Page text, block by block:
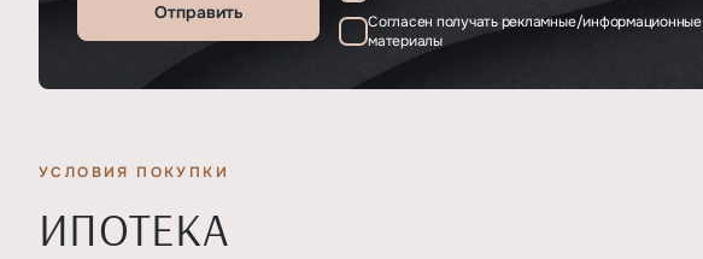
Отправить
Согласен получать рекламные/информационные
материалы
УСЛОВИЯ ПОКУПКИ
ИПОТЕКА